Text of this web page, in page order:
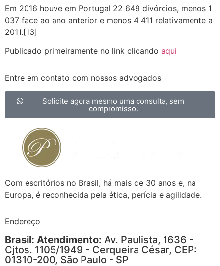
Em 2016 houve em Portugal 22 649 divórcios, menos 1
037 face ao ano anterior e menos 4 411 relativamente a
2011.[13]
Publicado primeiramente no link clicando aqui
Entre em contato com nossos advogados
Solicite agora mesmo uma consulta, sem
compromisso.
Com escritórios no Brasil, há mais de 30 anos e, na
Europa, é reconhecida pela ética, perícia e agilidade.
Endereço
Brasil: Atendimento: Av. Paulista, 1636 -
Cjtos. 1105/1949 - Cerqueira César, CEP:
01310-200, São Paulo - SP